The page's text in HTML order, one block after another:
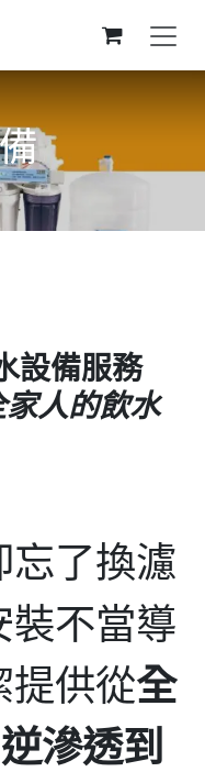
設備服務
人的飲水
忘了換濾
裝不當導
提供從全
滲透到